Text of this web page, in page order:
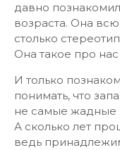
давно
возраста. Она
столько
Она такое про
И только
понимать, что
не самые жадные
А сколько лет
ведь